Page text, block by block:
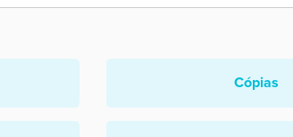
Cópias